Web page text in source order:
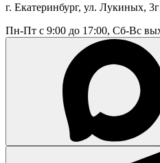
г. Екатеринбург, ул. Лукиных, 3г
Пн-Пт с 9:00 до 17:00, Сб-Вс